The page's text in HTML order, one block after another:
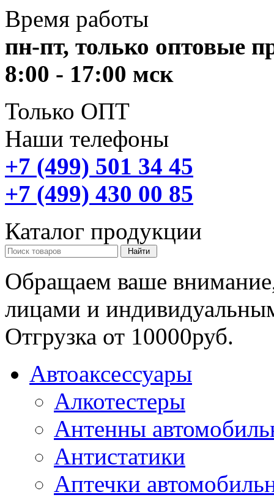
Время работы
пн-пт, только оптовые
8:00 - 17:00 мск
Только ОПТ
Наши телефоны
+7 (499) 501 34 45
+7 (499) 430 00 85
Каталог продукции
Обращаем ваше
лицами и
Отгрузка от 10000руб.
Автоаксессуары
Алкотестеры
Антенны
Антистатики
Аптечки